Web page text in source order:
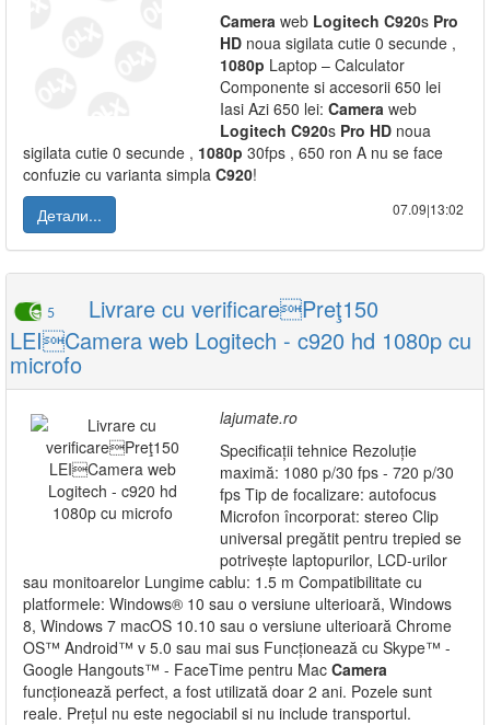
Camera web Logitech C920s Pro
HD noua sigilata cutie 0 secunde ,
1080p Laptop – Calculator
Componente si accesorii 650 lei
Iasi Azi 650 lei: Camera web
Logitech C920s Pro HD noua
sigilata cutie 0 secunde , 1080p 30fps , 650 ron A nu se face
confuzie cu varianta simpla C920!
Детали...
07.09|13:02
5
Livrare cu verificarePreţ150
LEICamera web Logitech - c920 hd 1080p cu
microfo
lajumate.ro
Specificații tehnice Rezoluție
maximă: 1080 p/30 fps - 720 p/30
fps Tip de focalizare: autofocus
Microfon încorporat: stereo Clip
universal pregătit pentru trepied se
potrivește laptopurilor, LCD-urilor
sau monitoarelor Lungime cablu: 1.5 m Compatibilitate cu
platformele: Windows® 10 sau o versiune ulterioară, Windows
8, Windows 7 macOS 10.10 sau o versiune ulterioară Chrome
OS™ Android™ v 5.0 sau mai sus Funcționează cu Skype™ -
Google Hangouts™ - FaceTime pentru Mac Camera
funcționează perfect, a fost utilizată doar 2 ani. Pozele sunt
reale. Prețul nu este negociabil si nu include transportul.